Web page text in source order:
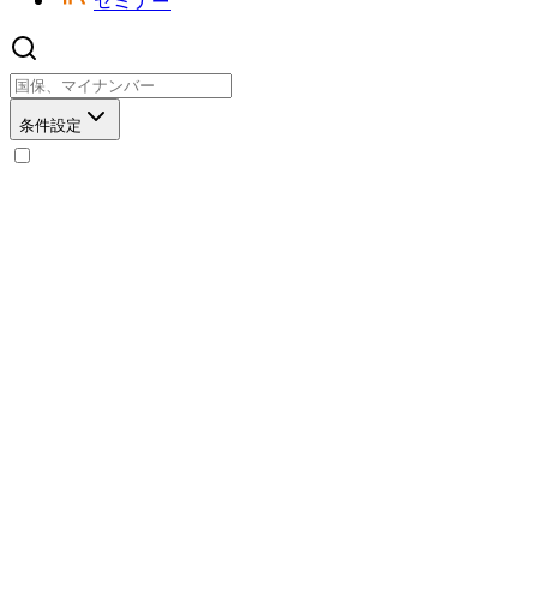
条件設定